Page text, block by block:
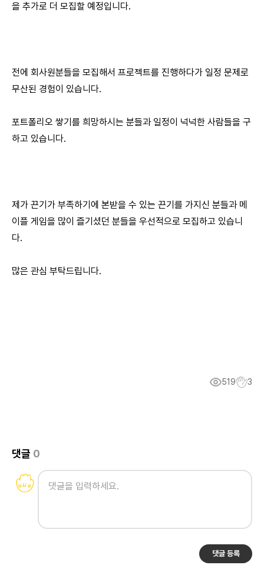
을 추가로 더 모집할 예정입니다.
전에 회사원분들을 모집해서 프로젝트를 진행하다가 일정 문제로
무산된 경험이 있습니다.
포트폴리오 쌓기를 희망하시는 분들과 일정이 넉넉한 사람들을 구
하고 있습니다.
제가 끈기가 부족하기에 본받을 수 있는 끈기를 가지신 분들과 메
이플 게임을 많이 즐기셨던 분들을 우선적으로 모집하고 있습니
다.
많은 관심 부탁드립니다.
519 3
댓글 0
댓글 등록